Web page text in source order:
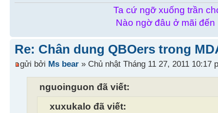
Ta cứ ngỡ xuống trần
Nào ngờ đâu ở mãi đến
Re: Chân dung QBOers trong
gửi bởi Ms bear » Chủ nhật Tháng 11 27, 2011 10:17
nguoinguon đã viết:
xuxukalo đã viết: